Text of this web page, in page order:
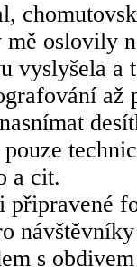
oslovily
vyslyšela a
a cit.
s